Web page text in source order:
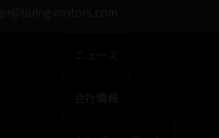
pr@turing-motors.com
ニュース
会社情報